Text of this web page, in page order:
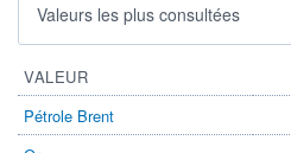
Allocation EUR Flexible -
International
Valeurs les plus consultées
VALEUR
Pétrole Brent